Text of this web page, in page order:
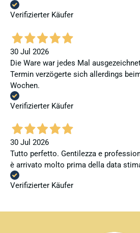
Verifizierter Käufer
30 Jul 2026
Die Ware war jedes Mal
Termin verzögerte sich allerdings
Wochen.
Verifizierter Käufer
30 Jul 2026
Tutto perfetto. Gentilezza e
è arrivato molto prima della data
Verifizierter Käufer